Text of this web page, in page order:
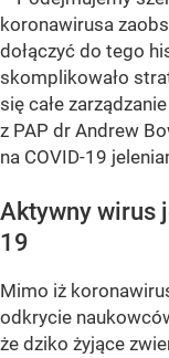
koronawirusa
dołączyć do tego
skomplikowało
się całe
z PAP dr Andrew
na COVID-19
Aktywny wirus
19
Mimo iż
odkrycie
że dziko żyjące